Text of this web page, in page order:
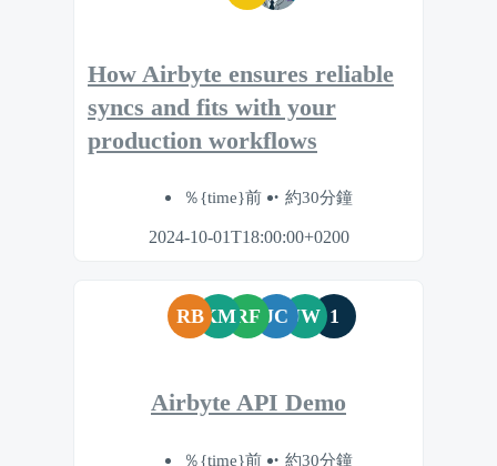
How Airbyte ensures reliable
syncs and fits with your
production workflows
％{time}前 約30分鐘
2024-10-01T18:00:00+0200
RBKMRF JC JW 1
Airbyte API Demo
％{time}前 約30分鐘